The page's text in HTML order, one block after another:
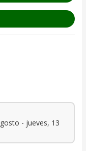
- jueves, 13